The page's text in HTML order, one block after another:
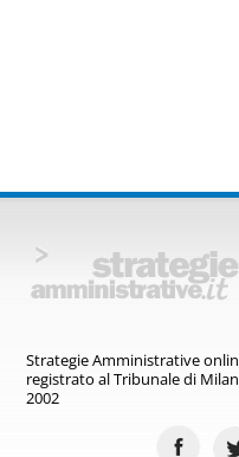
Strategie Amministrative
registratoal Tribunale di
2002